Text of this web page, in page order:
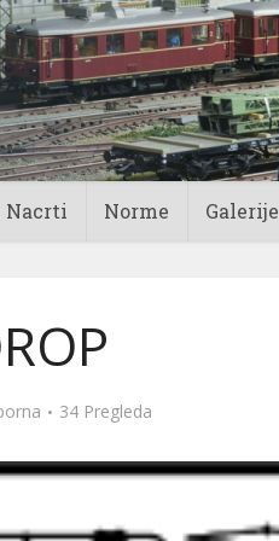
Nacrti Norme Galerije
34 Pregleda